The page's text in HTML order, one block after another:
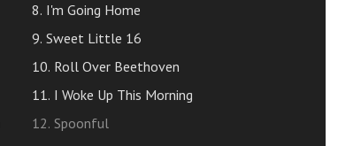
8. I'm Going Home
9. Sweet Little 16
10. Roll Over Beethoven
11. I Woke Up This Morning
12. Spoonful